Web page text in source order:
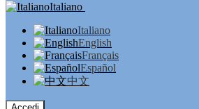
Italiano
Italiano
English
Français
Español
中文